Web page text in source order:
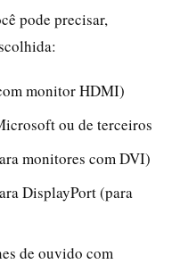
pode precisar,
monitor HDMI)
ou de terceiros
monitores com DVI)
DisplayPort (para
de ouvido com